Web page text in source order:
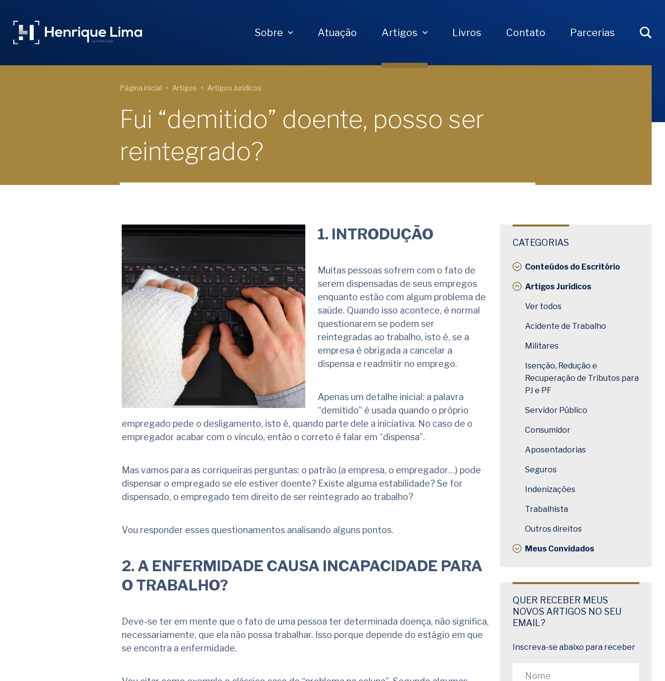
Sobre Atuação Artigos Livros Contato Parcerias
Página inicial Artigos Artigos Jurídicos
Fui “demitido” doente, posso ser
reintegrado?
CATEGORIAS
Conteúdos do Escritório
Artigos Jurídicos
Ver todos
Acidente de Trabalho
Militares
Isenção, Redução e
Recuperação de Tributos para
PJ e PF
Servidor Público
Consumidor
Aposentadorias
Seguros
Indenizações
Trabalhista
Outros direitos
Meus Convidados
1. INTRODUÇÃO
Muitas pessoas sofrem com o fato de
serem dispensadas de seus empregos
enquanto estão com algum problema de
saúde. Quando isso acontece, é normal
questionarem se podem ser
reintegradas ao trabalho, isto é, se a
empresa é obrigada a cancelar a
dispensa e readmitir no emprego.
Apenas um detalhe inicial: a palavra
“demitido” é usada quando o próprio
empregado pede o desligamento, isto é, quando parte dele a iniciativa. No caso de o
empregador acabar com o vínculo, então o correto é falar em “dispensa”.
Mas vamos para as corriqueiras perguntas: o patrão (a empresa, o empregador…) pode
dispensar o empregado se ele estiver doente? Existe alguma estabilidade? Se for
dispensado, o empregado tem direito de ser reintegrado ao trabalho?
Vou responder esses questionamentos analisando alguns pontos.
2. A ENFERMIDADE CAUSA INCAPACIDADE PARA
O TRABALHO?
Deve-se ter em mente que o fato de uma pessoa ter determinada doença, não significa,
necessariamente, que ela não possa trabalhar. Isso porque depende do estágio em que
se encontra a enfermidade.
QUER RECEBER MEUS
NOVOS ARTIGOS NO SEU
EMAIL?
Inscreva-se abaixo para receber